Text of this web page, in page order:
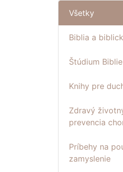
Všetky
Biblia a
Štúdium Biblie
Knihy pre
Zdravý
prevencia
Príbehy na
zamyslenie